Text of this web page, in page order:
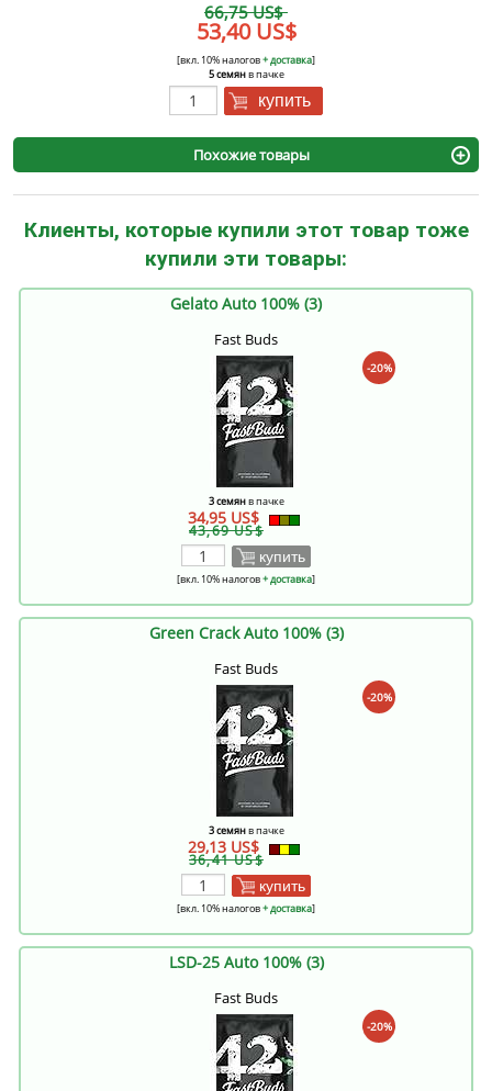
66,75 US$
53,40 US$
[вкл. 10% налогов+ доставка]
5 семянв пачке
купить
Похожие товары
Клиенты, которые купили этот товар тоже
купили эти товары:
Gelato Auto 100% (3)
Fast Buds
-20%
3 семянв пачке
34,95 US$
43,69 US$
купить
[вкл. 10% налогов+ доставка]
Green Crack Auto 100% (3)
Fast Buds
-20%
3 семянв пачке
29,13 US$
36,41 US$
купить
[вкл. 10% налогов+ доставка]
LSD-25 Auto 100% (3)
Fast Buds
-20%